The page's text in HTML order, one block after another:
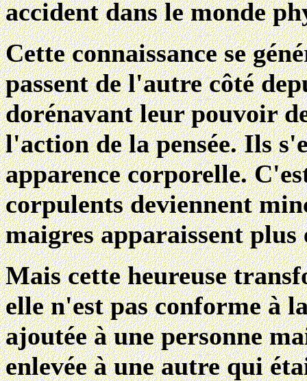
accident dans le monde
Cette connaissance se
passent de l'autre côté
dorénavant leur pouvoir
l'action de la pensée. Ils
apparence corporelle.
corpulents deviennent
maigres apparaissent plus
Mais cette heureuse
elle n'est pas conforme à
ajoutée à une personne
enlevée à une autre qui